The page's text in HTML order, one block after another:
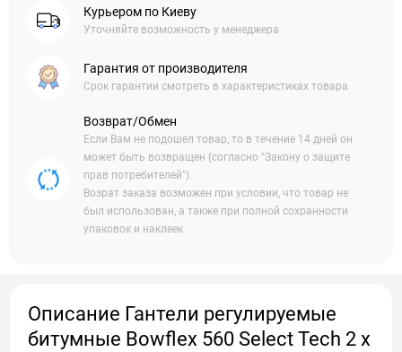
Курьером по Киеву
Уточняйте возможность у менеджера
Гарантия от производителя
Срок гарантии смотреть в характеристиках товара
Возврат/Обмен
Если Вам не подошел товар, то в течение 14 дней он
может быть возвращен (согласно "Закону о защите
прав потребителей").
Возрат заказа возможен при условии, что товар не
был использован, а также при полной сохранности
упаковок и наклеек.
Описание Гантели регулируемые
битумные Bowflex 560 Select Tech 2 x